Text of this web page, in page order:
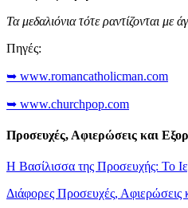
Τα μεδαλιόνια τότε ραντίζονται με
Πηγές:
➥ www.romancatholicman.com
➥ www.churchpop.com
Προσευχές, Αφιερώσεις και
Η Βασίλισσα της Προσευχής: Το
Διάφορες Προσευχές, Αφιερώσεις